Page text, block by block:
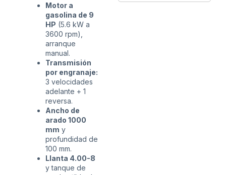
Motor a
gasolina de 9
HP (5.6 kW a
3600 rpm),
arranque
manual.
Transmisión
por engranaje:
3 velocidades
adelante + 1
reversa.
Ancho de
arado 1000
mm y
profundidad de
100 mm.
Llanta 4.00-8
y tanque de